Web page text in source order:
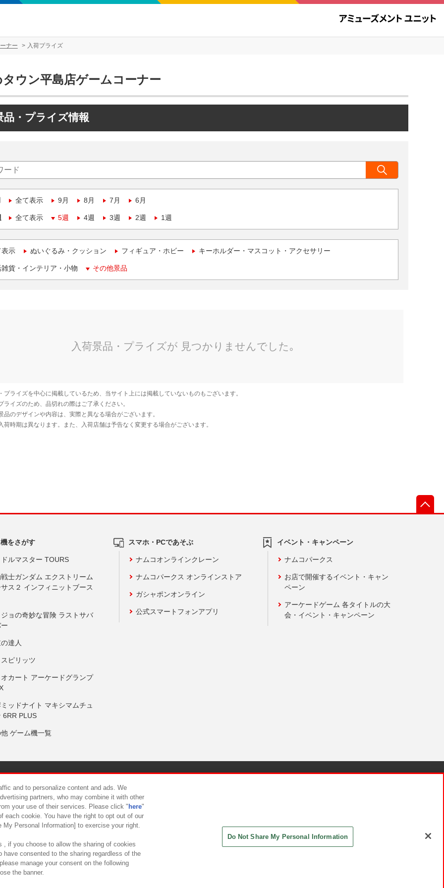
ナー 入荷プライズ
ウン平島店ゲームコーナー
品・プライズ情報
全て表示 9月 8月 7月 6月
全て表示 5週 4週 3週 2週 1週
表示 ぬいぐるみ・クッション フィギュア・ホビー キーホルダー・マスコット・アクセサリー
貨・インテリア・小物 その他景品
をさがす
ルマスター TOURS
士ガンダム エクストリーム
ス２ インフィニットブース
ョの奇妙な冒険 ラストサバ
達人
ピリッツ
カート アーケードグランプ
ッドナイト マキシマムチュ
6RR PLUS
ゲーム機一覧
スマホ・PCであそぶ
ナムコオンラインクレーン
ナムコパークス オンラインストア
ガシャポンオンライン
公式スマートフォンアプリ
イベント・キャンペーン
ナムコパークス
お店で開催するイベント・キャン
ペーン
アーケードゲーム 各タイトルの大
会・イベント・キャンペーン
について カスタマーハラスメント対応方針
and to personalize content and ads. We
partners, who may combine it with other
your use of their services. Please click " here"
each cookie. You have the right to opt out of our
Personal Information] to exercise your right.
, if you choose to allow the sharing of cookies
have consented to the sharing regardless of the
manage your consent on the following
the banner.
Do Not Share My Personal Information